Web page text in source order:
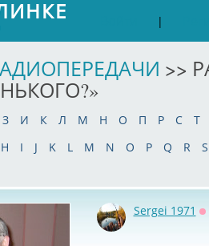
|
>>
З И К Л М Н О П Р С
Т
H I J K L M N O P Q R
S
Sergei 1971